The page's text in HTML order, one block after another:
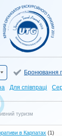
Бронювання
Для cпівпраці
туризм
в Карпатах (1)